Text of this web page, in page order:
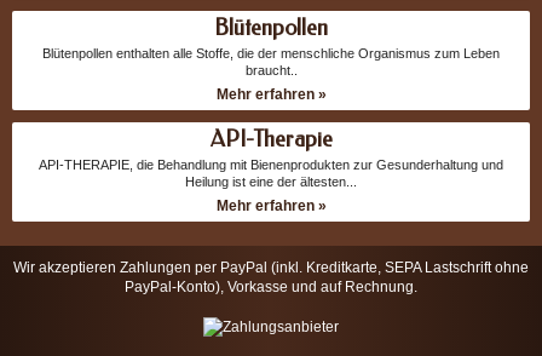
Blütenpollen
Blütenpollen enthalten alle Stoffe, die der menschliche Organismus zum Leben
braucht..
Mehr erfahren »
API-Therapie
API-THERAPIE, die Behandlung mit Bienenprodukten zur Gesunderhaltung und
Heilung ist eine der ältesten...
Mehr erfahren »
Wir akzeptieren Zahlungen per PayPal (inkl. Kreditkarte, SEPA Lastschrift ohne
PayPal-Konto), Vorkasse und auf Rechnung.